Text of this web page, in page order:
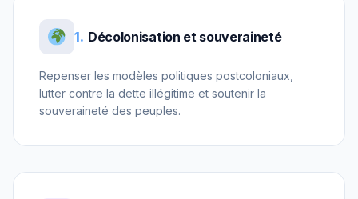
1. Décolonisation et souveraineté
Repenser les modèles politiques postcoloniaux,
lutter contre la dette illégitime et soutenir la
souveraineté des peuples.